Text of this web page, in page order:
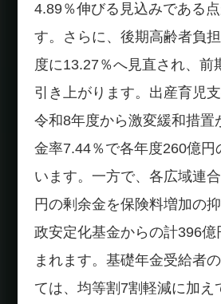
4.89％伸びる見込みである
す。さらに、後期高齢者負
度に13.27％へ見直され、前
引き上がります。出産育児
令和8年度から激変緩和措置
金率7.44％で各年度260億円
います。一方で、各広域連
円の剰余金を保険料増加の
政安定化基金からの計396億
まれます。基礎年金受給者
ては、均等割7割軽減に加え